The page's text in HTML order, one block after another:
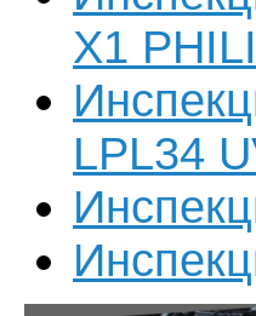
X1
LPL34